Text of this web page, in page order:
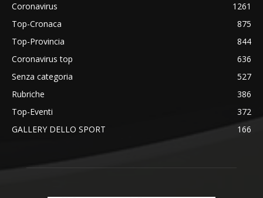
Coronavirus
1261
Top-Cronaca
875
Top-Provincia
844
Coronavirus top
636
Senza categoria
527
Rubriche
386
Top-Eventi
372
GALLERY DELLO SPORT
166